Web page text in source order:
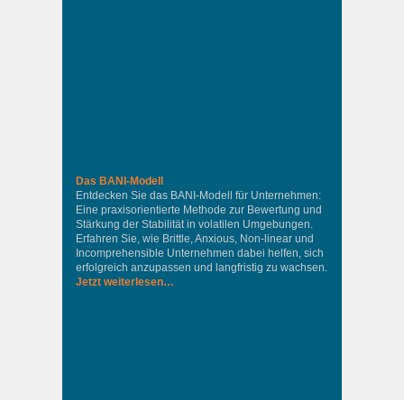
Das BANI-Modell
Entdecken Sie das BANI-Modell für Unternehmen:
Eine praxisorientierte Methode zur Bewertung und
Stärkung der Stabilität in volatilen Umgebungen.
Erfahren Sie, wie Brittle, Anxious, Non-linear und
Incomprehensible Unternehmen dabei helfen, sich
erfolgreich anzupassen und langfristig zu wachsen.
Jetzt weiterlesen…